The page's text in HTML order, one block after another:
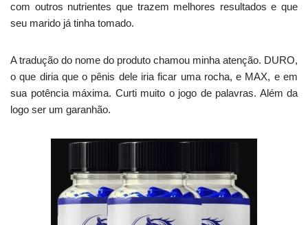
com outros nutrientes que trazem melhores resultados e que
seu marido já tinha tomado.
A tradução do nome do produto chamou minha atenção. DURO,
o que diria que o pênis dele iria ficar uma rocha, e MAX, e em
sua potência máxima. Curti muito o jogo de palavras. Além da
logo ser um garanhão.